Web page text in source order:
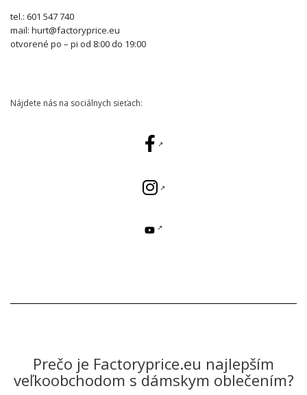
tel.: 601 547 740
mail: hurt@factoryprice.eu
otvorené po – pi od 8:00 do 19:00
Nájdete nás na sociálnych sieťach:
Prečo je Factoryprice.eu najlepším
veľkoobchodom s dámskym oblečením?